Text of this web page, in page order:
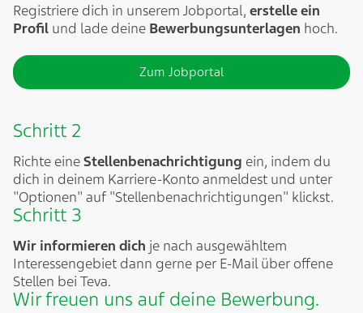
Registriere dich in unserem Jobportal, erstelle ein
Profil und lade deine Bewerbungsunterlagen hoch.
Zum Jobportal
Schritt 2
Richte eineStellenbenachrichtigung ein, indem du
dich in deinem Karriere-Konto anmeldest und unter
"Optionen" auf "Stellenbenachrichtigungen" klickst.
Schritt 3
Wir informieren dich je nach ausgewähltem
Interessengebiet dann gerne per E-Mail über offene
Stellen bei Teva.
Wir freuen uns auf deine Bewerbung.